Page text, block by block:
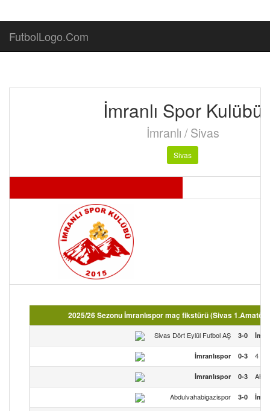
FutbolLogo.Com
İmranlı Spor Kulübü
İmranlı / Sivas
Sivas
2025/26 Sezonu İmranlıspor maç fikstürü (Sivas 1.Amatör
Sivas Dört Eylül Futbol AŞ 3-0
İmranlıspor 0-3 4
İmranlıspor 0-3
Abdulvahabigazispor 3-0